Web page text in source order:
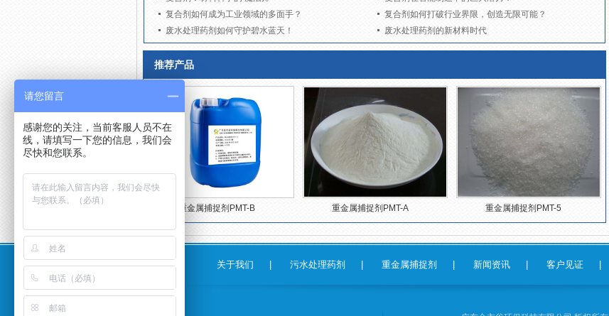
复合剂如何成为工业领域的多面手？
复合剂如何打破行业界限，创造无限可能？
废水处理药剂如何守护碧水蓝天！
废水处理药剂的新材料时代
推荐产品
重金属捕捉剂PMT-B 重金属捕捉剂PMT-A 重金属捕捉剂PMT-5
关于我们 污水处理药剂 重金属捕捉剂 新闻资讯 客户见证
请您留言
感谢您的关注，当前客服人员不在
线，请填写一下您的信息，我们会
尽快和您联系。